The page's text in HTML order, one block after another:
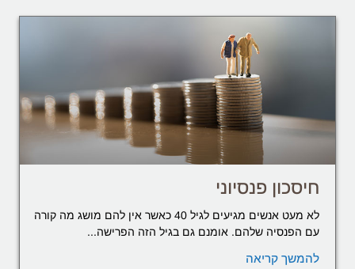
חיסכון פנסיוני
לא מעט אנשים מגיעים לגיל 40 כאשר אין להם מושג מה קורה
עם הפנסיה שלהם. אומנם גם בגיל הזה הפרישה...
להמשך קריאה